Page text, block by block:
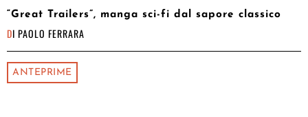
“Great Trailers”, manga sci-fi dal sapore classico
DI PAOLO FERRARA
ANTEPRIME